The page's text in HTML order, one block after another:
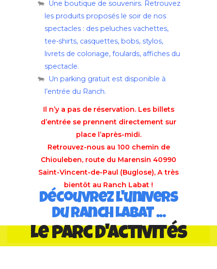
Une boutique de souvenirs. Retrouvez
les produits proposés le soir de nos
spectacles : des peluches vachettes,
tee-shirts, casquettes, bobs, stylos,
livrets de coloriage, foulards, affiches du
spectacle.
Un parking gratuit est disponible à
l’entrée du Ranch.
Il n’y a pas de réservation. Les billets
d’entrée se prennent directement sur
place l’après-midi.
Retrouvez-nous au 100 chemin de
Chiouleben, route du Marensin 40990
Saint-Vincent-de-Paul (Buglose), A très
bientôt au Ranch Labat !
Découvrez l'univers
du Ranch LABAT ...
Le parc d'activités